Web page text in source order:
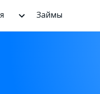
Займы